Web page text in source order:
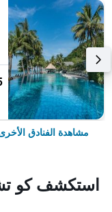
مشاهدة الفنادق
استكشف كو